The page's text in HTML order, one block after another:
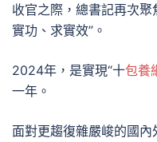
收官之際，總書記再次聚
實功、求實效”。
2024年，是實現“十包養
一年。
面對更趨復雜嚴峻的國